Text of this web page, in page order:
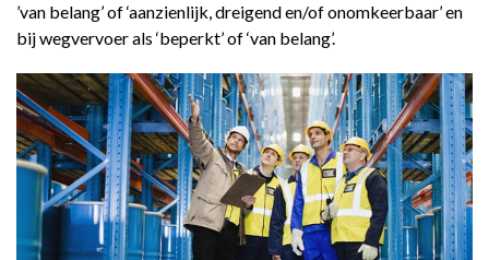
’van belang’ of ‘aanzienlijk, dreigend en/of onomkeerbaar’ en
bij wegvervoer als ‘beperkt’ of ‘van belang’.